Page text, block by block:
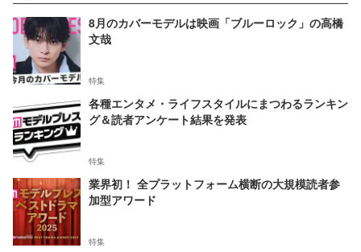
8月のカバーモデルは映画「ブルーロック」の高橋
文哉
特集
各種エンタメ・ライフスタイルにまつわるランキン
グ＆読者アンケート結果を発表
特集
業界初！ 全プラットフォーム横断の大規模読者参
加型アワード
特集